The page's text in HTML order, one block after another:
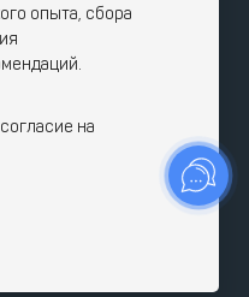
опыта, сбора
на